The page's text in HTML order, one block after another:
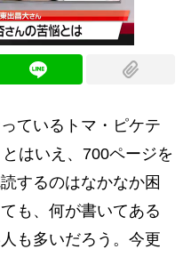
ているトマ・ピケテ
はいえ、700ページを
するのはなかなか困
も、何が書いてある
も多いだろう。今更